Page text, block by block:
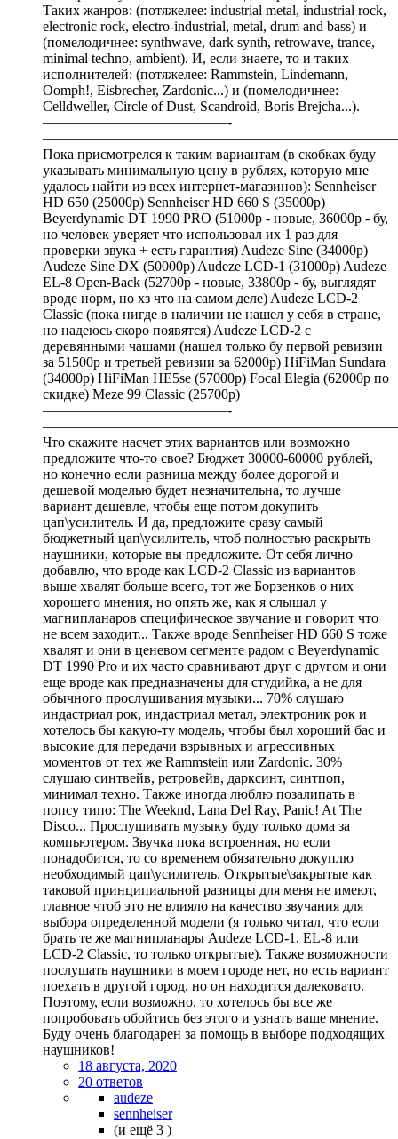
Таких жанров: (потяжелее: industrial metal, industrial rock,
electronic rock, electro-industrial, metal, drum and bass) и
(помелодичнее: synthwave, dark synth, retrowave, trance,
minimal techno, ambient). И, если знаете, то и таких
исполнителей: (потяжелее: Rammstein, Lindemann,
Oomph!, Eisbrecher, Zardonic...) и (помелодичнее:
Celldweller, Circle of Dust, Scandroid, Boris Brejcha...).
—————————————-
Пока присмотрелся к таким вариантам (в скобках буду
указывать минимальную цену в рублях, которую мне
удалось найти из всех интернет-магазинов): Sennheiser
HD 650 (25000р) Sennheiser HD 660 S (35000р)
Beyerdynamic DT 1990 PRO (51000р - новые, 36000р - бу,
но человек уверяет что использовал их 1 раз для
проверки звука + есть гарантия) Audeze Sine (34000р)
Audeze Sine DX (50000р) Audeze LCD-1 (31000р) Audeze
EL-8 Open-Back (52700р - новые, 33800р - бу, выглядят
вроде норм, но хз что на самом деле) Audeze LCD-2
Classic (пока нигде в наличии не нашел у себя в стране,
но надеюсь скоро появятся) Audeze LCD-2 с
деревянными чашами (нашел только бу первой ревизии
за 51500р и третьей ревизии за 62000р) HiFiMan Sundara
(34000р) HiFiMan HE5se (57000р) Focal Elegia (62000р по
скидке) Meze 99 Classic (25700р)
—————————————-
Что скажите насчет этих вариантов или возможно
предложите что-то свое? Бюджет 30000-60000 рублей,
но конечно если разница между более дорогой и
дешевой моделью будет незначительна, то лучше
вариант дешевле, чтобы еще потом докупить
цап\усилитель. И да, предложите сразу самый
бюджетный цап\усилитель, чтоб полностью раскрыть
наушники, которые вы предложите. От себя лично
добавлю, что вроде как LCD-2 Classic из вариантов
выше хвалят больше всего, тот же Борзенков о них
хорошего мнения, но опять же, как я слышал у
магнипланаров специфическое звучание и говорит что
не всем заходит... Также вроде Sennheiser HD 660 S тоже
хвалят и они в ценевом сегменте радом с Beyerdynamic
DT 1990 Pro и их часто сравнивают друг с другом и они
еще вроде как предназначены для студийка, а не для
обычного прослушивания музыки... 70% слушаю
индастриал рок, индастриал метал, электроник рок и
хотелось бы какую-ту модель, чтобы был хороший бас и
высокие для передачи взрывных и агрессивных
моментов от тех же Rammstein или Zardonic. 30%
слушаю синтвейв, ретровейв, дарксинт, синтпоп,
минимал техно. Также иногда люблю позалипать в
попсу типо: The Weeknd, Lana Del Ray, Panic! At The
Disco... Прослушивать музыку буду только дома за
компьютером. Звучка пока встроенная, но если
понадобится, то со временем обязательно докуплю
необходимый цап\усилитель. Открытые\закрытые как
таковой принципиальной разницы для меня не имеют,
главное чтоб это не влияло на качество звучания для
выбора определенной модели (я только читал, что если
брать те же магнипланары Audeze LCD-1, EL-8 или
LCD-2 Classic, то только открытые). Также возможности
послушать наушники в моем городе нет, но есть вариант
поехать в другой город, но он находится далековато.
Поэтому, если возможно, то хотелось бы все же
попробовать обойтись без этого и узнать ваше мнение.
Буду очень благодарен за помощь в выборе подходящих
наушников!
18 августа, 2020
20 ответов
audeze
sennheiser
(и ещё 3 )